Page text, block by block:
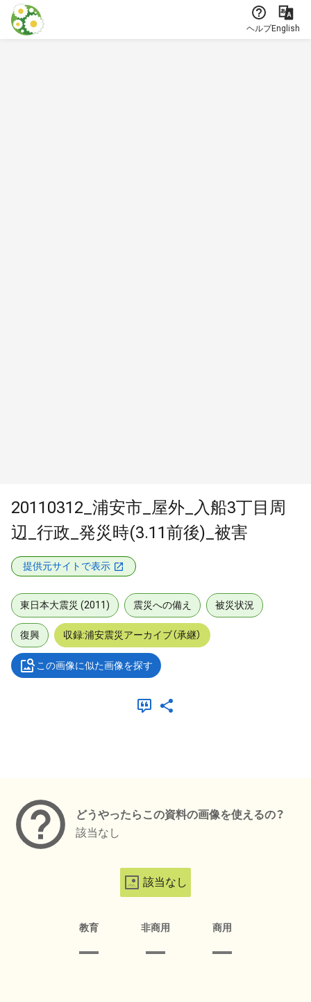
本文に飛ぶ
ヘルプEnglish
20110312_浦安市_屋外_入船3丁目周
辺_行政_発災時(3.11前後)_被害
提供元サイトで表示
東日本大震災 (2011) 震災への備え 被災状況
復興 収録:浦安震災アーカイブ（承継）
この画像に似た画像を探す
どうやったらこの資料の画像を使えるの？
該当なし
該当なし
教育 非商用 商用